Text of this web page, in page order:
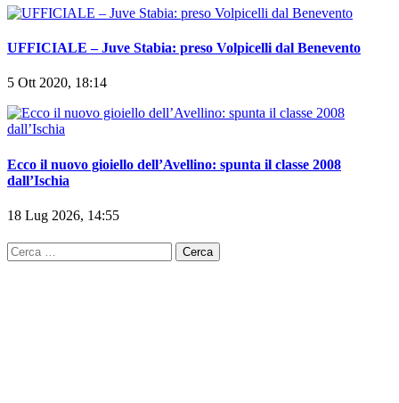
UFFICIALE – Juve Stabia: preso Volpicelli dal Benevento
5 Ott 2020, 18:14
Ecco il nuovo gioiello dell’Avellino: spunta il classe 2008
18 Lug 2026, 14:55
Ricerca